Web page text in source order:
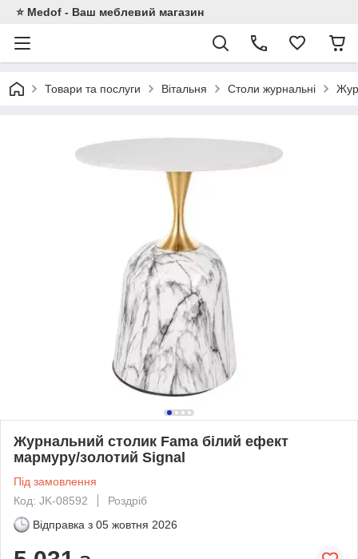
⭐ Medof - Ваш меблевий магазин
Товари та послуги Вітальня Столи журнальні
Журнальний столик Fama білий ефект
мармуру/золотий Signal
Під замовлення
Код: JK-08592
Роздріб
Відправка з 05 жовтня 2026